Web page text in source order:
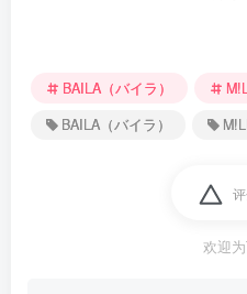
BAILA（バイラ）
BAILA（バイラ）
欢迎